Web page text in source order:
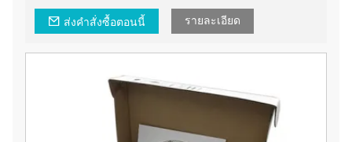
ส่งคำสั่งซื้อตอนนี้ รายละเอียด